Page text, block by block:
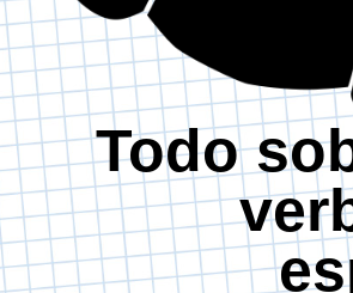
Todo